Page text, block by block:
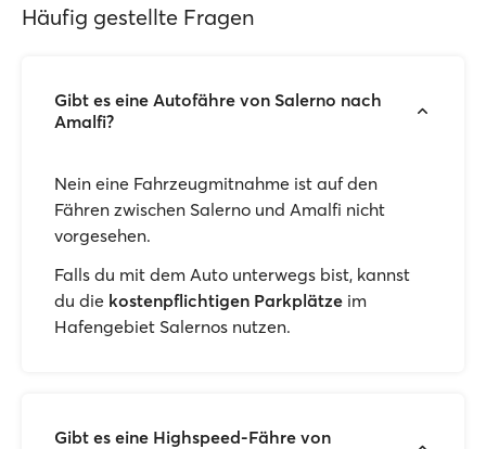
Häufig gestellte Fragen
Gibt es eine Autofähre von Salerno nach
Amalfi?
Nein eine Fahrzeugmitnahme ist auf den
Fähren zwischen Salerno und Amalfi nicht
vorgesehen.
Falls du mit dem Auto unterwegs bist, kannst
du die kostenpflichtigen Parkplätze im
Hafengebiet Salernos nutzen.
Gibt es eine Highspeed-Fähre von